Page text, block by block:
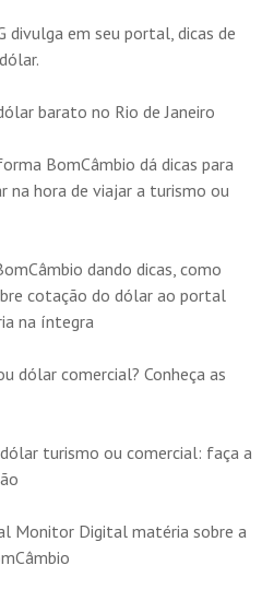
divulga em seu portal, dicas de
barato no Rio de Janeiro
BomCâmbio dá dicas para
na hora de viajar a turismo ou
dando dicas, como
cotação do dólar ao portal
na íntegra
dólar comercial? Conheça as
turismo ou comercial: faça a
Monitor Digital matéria sobre a